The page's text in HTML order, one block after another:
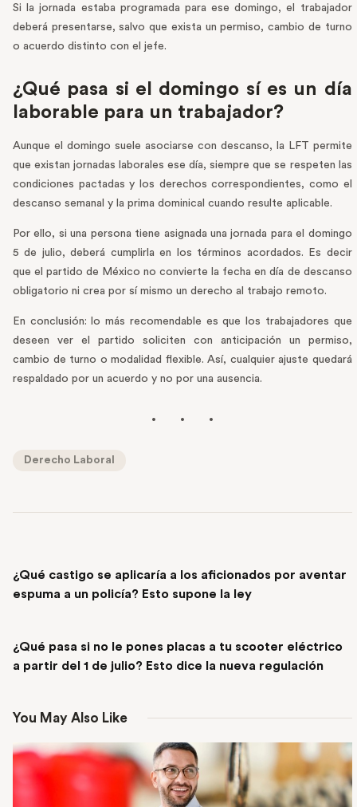
Si la jornada estaba programada para ese domingo, el trabajador
deberá presentarse, salvo que exista un permiso, cambio de turno
o acuerdo distinto con el jefe.
¿Qué pasa si el domingo sí es un día
laborable para un trabajador?
Aunque el domingo suele asociarse con descanso, la LFT permite
que existan jornadas laborales ese día, siempre que se respeten las
condiciones pactadas y los derechos correspondientes, como el
descanso semanal y la prima dominical cuando resulte aplicable.
Por ello, si una persona tiene asignada una jornada para el domingo
5 de julio, deberá cumplirla en los términos acordados. Es decir
que el partido de México no convierte la fecha en día de descanso
obligatorio ni crea por sí mismo un derecho al trabajo remoto.
En conclusión: lo más recomendable es que los trabajadores que
deseen ver el partido soliciten con anticipación un permiso,
cambio de turno o modalidad flexible. Así, cualquier ajuste quedará
respaldado por un acuerdo y no por una ausencia.
Derecho Laboral
¿Qué castigo se aplicaría a los aficionados por aventar
espuma a un policía? Esto supone la ley
¿Qué pasa si no le pones placas a tu scooter eléctrico
a partir del 1 de julio? Esto dice la nueva regulación
You May Also Like